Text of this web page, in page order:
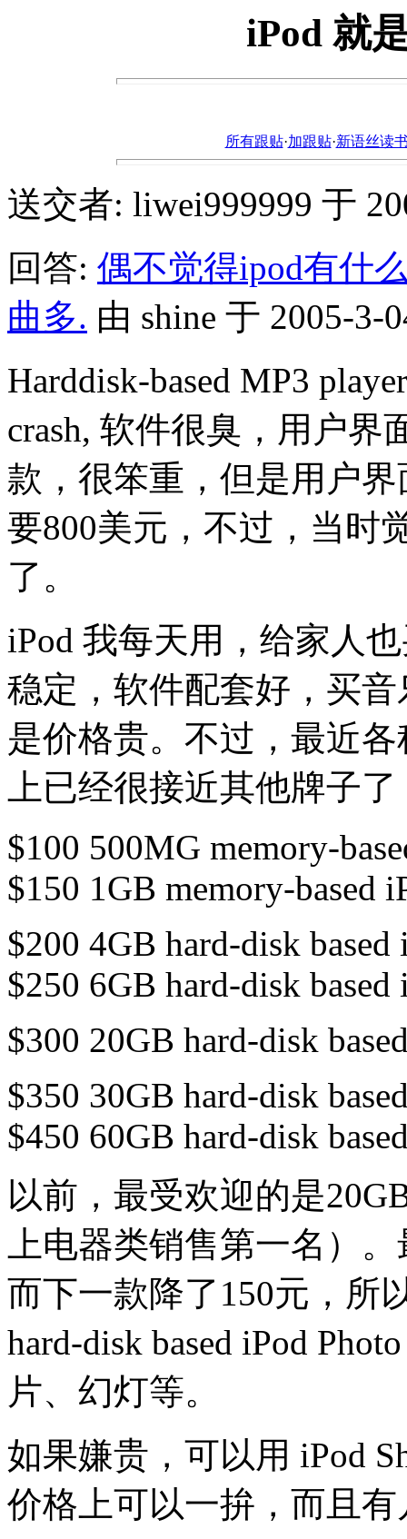
iPod 就
所有跟贴·加跟贴·新语丝读
送交者: liwei999999 于
回答: 偶不觉得ipod有什
曲多. 由 shine 于 2005-3-
Harddisk-based MP3
crash, 软件很臭，用户
款，很笨重，但是用户
要800美元，不过，当时
了。
iPod 我每天用，给家人
稳定，软件配套好，买
是价格贵。不过，最近
上已经很接近其他牌子了
$100 500MG memory-
$150 1GB memory-based
$200 4GB hard-disk
$250 6GB hard-disk
$300 20GB hard-disk
$350 30GB hard-disk
$450 60GB hard-disk
以前，最受欢迎的是
上电器类销售第一名）
而下一款降了150元，所
hard-disk based iPod
片、幻灯等。
如果嫌贵，可以用 iPod
价格上可以一拚，而且